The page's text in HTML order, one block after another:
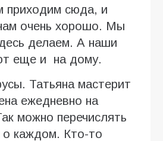
приходим сюда, и
очень хорошо. Мы
делаем. А наши
еще и на дому.
Татьяна мастерит
ежедневно на
можно перечислять
о каждом. Кто-то